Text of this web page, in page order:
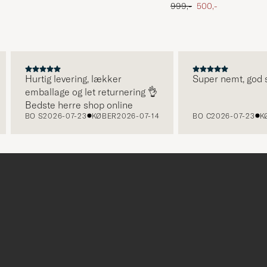
Ordinary pris
999,- Nedsat pris
500,-
Hurtig levering, lækker
emballage og let returnering 👌
Bedste herre shop online
BO S2026-07-23 KØBER2026-07-14
Super nemt, god
BO C2026-07-23